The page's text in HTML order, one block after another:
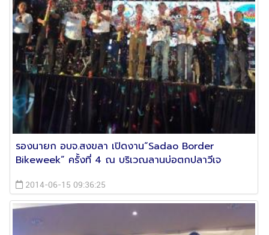
รองนายก อบจ.สงขลา เปิดงาน“Sadao Border
Bikeweek” ครั้งที่ 4 ณ บริเวณลานบ่อตกปลาวีเจ
2014-06-15 09:36:25